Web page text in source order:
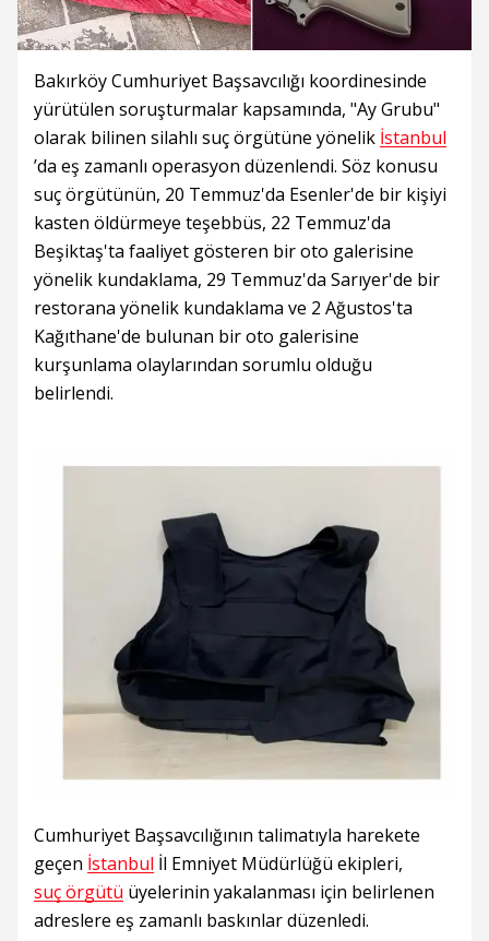
Bakırköy Cumhuriyet Başsavcılığı koordinesinde
yürütülen soruşturmalar kapsamında, "Ay Grubu"
olarak bilinen silahlı suç örgütüne yönelik İstanbul
’da eş zamanlı operasyon düzenlendi. Söz konusu
suç örgütünün, 20 Temmuz'da Esenler'de bir kişiyi
kasten öldürmeye teşebbüs, 22 Temmuz'da
Beşiktaş'ta faaliyet gösteren bir oto galerisine
yönelik kundaklama, 29 Temmuz'da Sarıyer'de bir
restorana yönelik kundaklama ve 2 Ağustos'ta
Kağıthane'de bulunan bir oto galerisine
kurşunlama olaylarından sorumlu olduğu
belirlendi.
Cumhuriyet Başsavcılığının talimatıyla harekete
geçen İstanbul İl Emniyet Müdürlüğü ekipleri,
suç örgütü üyelerinin yakalanması için belirlenen
adreslere eş zamanlı baskınlar düzenledi.